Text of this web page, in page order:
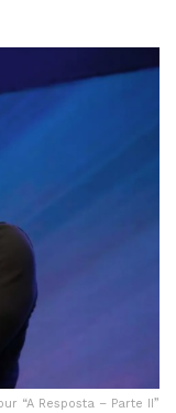
“A Resposta – Parte II”